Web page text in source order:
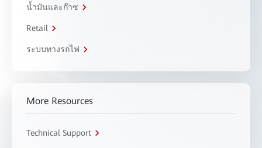
น้ำมันและก๊าซ
Retail
ระบบทางรถไฟ
More Resources
Technical Support